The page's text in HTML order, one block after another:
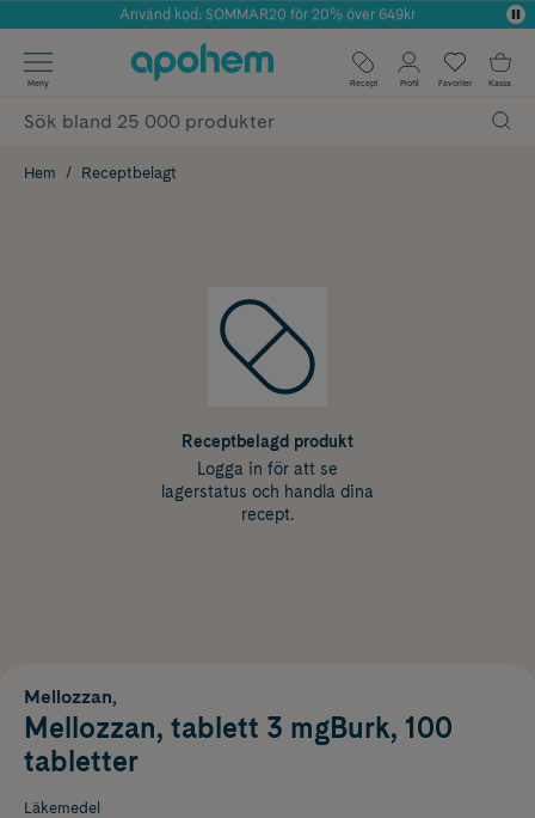
Årets Butik 2025 inom Skönhet
Använd kod: SOMMAR20 för 20% över 649kr
✓ Fri frakt
✓ Poäng på alla köp*
Meny Recept Profil Favoriter Kassa
Hem Receptbelagt
Receptbelagd produkt
Logga in för att se
lagerstatus och handla dina
recept.
Mellozzan,
Mellozzan, tablett 3 mgBurk, 100
tabletter
Läkemedel